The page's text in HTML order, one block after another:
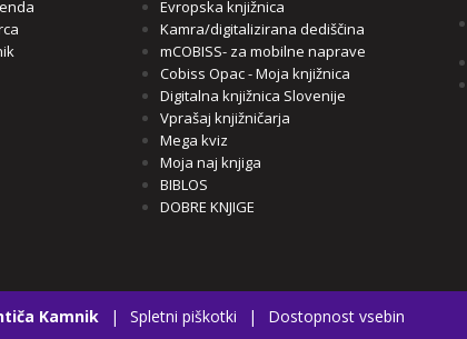
Evropska knjižnica
Kamra/digitalizirana dediščina
mCOBISS- za mobilne naprave
Cobiss Opac - Moja knjižnica
Digitalna knjižnica Slovenije
Vprašaj knjižničarja
Mega kviz
Moja naj knjiga
BIBLOS
DOBRE KNJIGE
Kamnik | Spletni piškotki | Dostopnost vsebin